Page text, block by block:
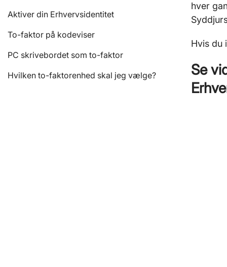
Aktiver din Erhvervsidentitet
To-faktor på kodeviser
PC skrivebordet som to-faktor
Hvilken to-faktorenhed skal jeg vælge?
hver
Hvis du
Se